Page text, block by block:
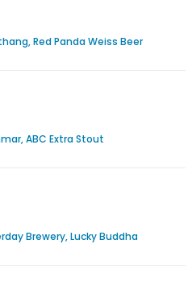
Red Panda Weiss Beer
ABC Extra Stout
Brewery, Lucky Buddha